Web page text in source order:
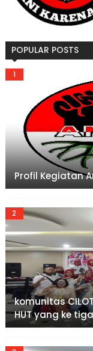
POPULAR POSTS
Profil Kegiatan
komunitas
HUT yang ke tiga